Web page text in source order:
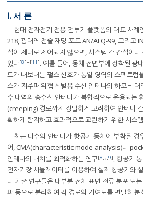
I. 서 론
현대 전자전기 전용 전투기 플랫폼의 대표 사
218, 광대역 전술 재밍 포드 AN/ALQ-99, 그리고
섭이 제대로 제어되지 않으면, 시스템 간 간섭이
있다[8]~[11]. 예를 들어, 동체 전면부에 장착된 광
드가 내보내는 펄스 신호가 동일 영역의 스펙트
스가 저주파 위협 식별용 수신 안테나의 하모닉
수 대역의 송수신 안테나가 복합적으로 운용되는
(creeping) 경로까지 정밀하게 고려하여 안테나
확하게 탐지하고 효과적으로 교란하기 위한 시스
최근 다수의 안테나가 항공기 동체에 부착된
어, CMA(characteristic mode analysis)나
안테나의 배치를 최적화하는 연구[8],[9], 항공기
전자기장 시뮬레이터를 이용하여 실제 항공기와
나 기존 연구들은 대부분 전체 표면 전류 분포 또
파 등으로 분리하여 각 경로의 기여도를 면밀히